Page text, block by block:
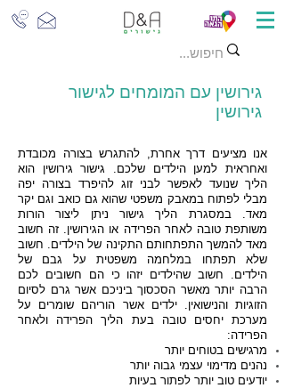
גירושין עם המומחים לגישור
גירושין
אנו מציעים דרך אחרת, להתגרש בצורה מכובדת
ואחראית למען הילדים שלכם. גישור גירושין הוא
הליך שנועד לאפשר לבני זוג להיפרד בצורה יפה
מבלי לפתוח במאבק משפטי שהוא גם כואב וגם יקר
מאד. במסגרת הליך גישור ניתן ליצור הורות
משותפת טובה לאחר הפרידה או הגירושין. זה חשוב
מאד להמשך התפתחותם התקינה של הילדים. חשוב
שלא תפתחו במלחמה משפטית על גבם של
הילדים. חשוב שהילדים יזהו כי הם חשובים לכם
הרבה יותר מאשר הסכסוך ביניכם אשר גרם לסיום
הזוגיות והנישואין. ילדים אשר הוריהם שומרים על
מערכת יחסים טובה בעת הליך הפרידה ולאחר
הפרידה:
מרגישים בטוחים יותר
נהנים מדימוי עצמי גבוה יותר
יודעים טוב יותר לפתור בעיות